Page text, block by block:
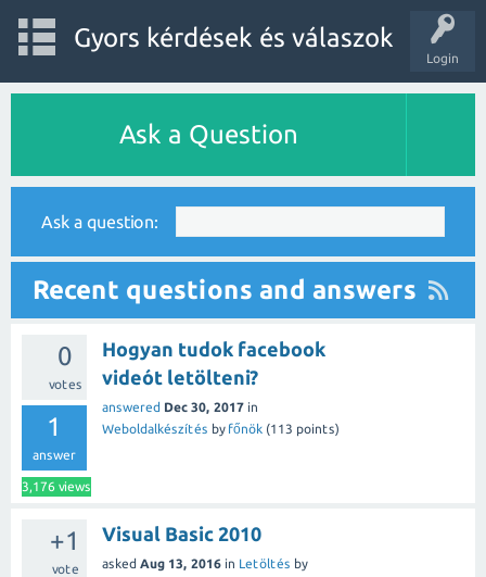
Login
Gyors kérdések és válaszok
Ask a Question
Ask a question:
Recent questions and answers
0
votes
1
answer
3,176 views
Hogyan tudok facebook
videót letölteni?
answered Dec 30, 2017 in
Weboldalkészítés by főnök (113 points)
+1
vote
Visual Basic 2010
asked Aug 13, 2016 in Letöltés by